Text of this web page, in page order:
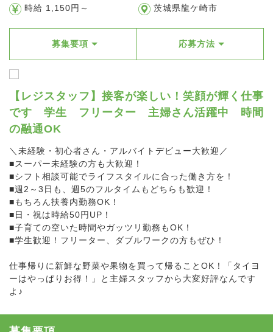
時給 1,150円～ 茨城県龍ケ崎市
募集要項 応募方法
【レジスタッフ】接客が楽しい！笑顔が輝く仕事
です 学生 フリーター 主婦さん活躍中 時間
の融通OK
＼未経験・初心者さん・アルバイトデビュー大歓迎／
■スーパー未経験の方も大歓迎！
■シフト相談可能でライフスタイルに合った働き方を！
■週2～3日も、週5のフルタイムもどちらも歓迎！
■もちろん扶養内勤務OK！
■日・祝は時給50円UP！
■子育ての空いた時間やガッツリ勤務もOK！
■学生歓迎！フリーター、ダブルワークの方もぜひ！
仕事帰りに新鮮な野菜や果物を買って帰ることOK！「タイヨ
ーはやっぱりお得！」と主婦スタッフから大変好評なんです
よ♪